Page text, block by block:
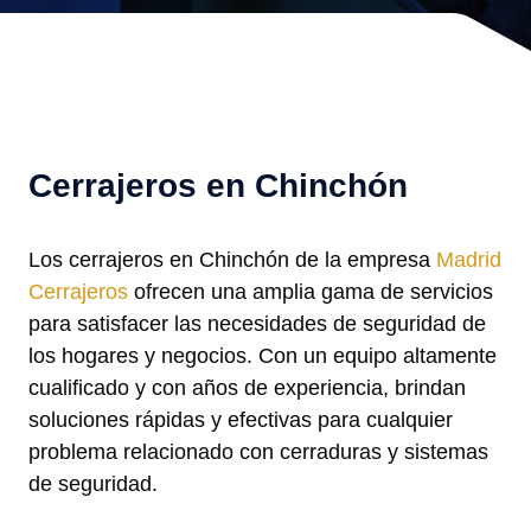
Cerrajeros en Chinchón
Los cerrajeros en Chinchón de la empresa Madrid
Cerrajeros ofrecen una amplia gama de servicios
para satisfacer las necesidades de seguridad de
los hogares y negocios. Con un equipo altamente
cualificado y con años de experiencia, brindan
soluciones rápidas y efectivas para cualquier
problema relacionado con cerraduras y sistemas
de seguridad.